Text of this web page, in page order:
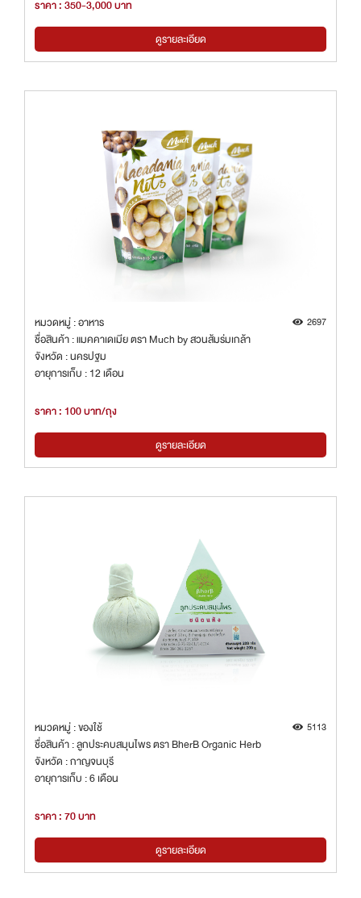
ราคา : 350-3,000 บาท
ดูรายละเอียด
หมวดหมู่ : อาหาร 2697
ชื่อสินค้า : แมคคาเดเมีย ตรา Much by สวนส้มร่มเกล้า
จังหวัด : นครปฐม
อายุการเก็บ : 12 เดือน
ราคา : 100 บาท/ถุง
ดูรายละเอียด
หมวดหมู่ : ของใช้ 5113
ชื่อสินค้า : ลูกประคบสมุนไพร ตรา BherB Organic Herb
จังหวัด : กาญจนบุรี
อายุการเก็บ : 6 เดือน
ราคา : 70 บาท
ดูรายละเอียด